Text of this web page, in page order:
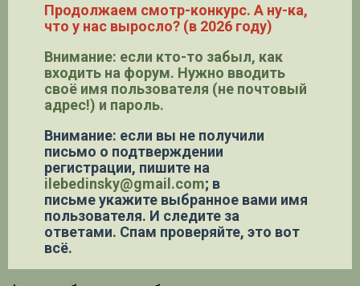
Продолжаем смотр-конкурс. А ну-ка,
что у нас выросло? (в 2026 году)
Внимание: если кто-то забыл, как
входить на форум. Нужно вводить
своё имя пользователя (не почтовый
адрес!) и пароль.
Внимание: если вы не получили
письмо о подтверждении
регистрации, пишите на
ilebedinsky@gmail.com; в
письме укажите выбранное вами имя
пользователя. И следите за
ответами. Спам проверяйте, это вот
всё.